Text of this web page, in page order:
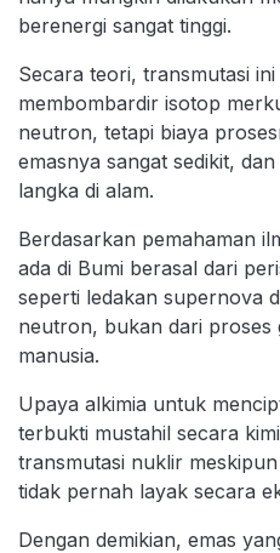
berenergi sangat tinggi.
Secara teori, transmutasi
membombardir isotop
neutron, tetapi biaya
emasnya sangat sedikit,
langka di alam.
Berdasarkan pemahaman
ada di Bumi berasal dari
seperti ledakan supernova
neutron, bukan dari proses
manusia.
Upaya alkimia untuk
terbukti mustahil secara
transmutasi nuklir
tidak pernah layak secara
Dengan demikian, emas